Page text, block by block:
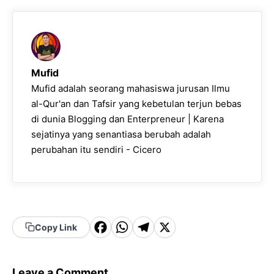
Mufid
Mufid adalah seorang mahasiswa jurusan Ilmu
al-Qur'an dan Tafsir yang kebetulan terjun bebas
di dunia Blogging dan Enterpreneur | Karena
sejatinya yang senantiasa berubah adalah
perubahan itu sendiri - Cicero
Copy Link
F
c
WT X